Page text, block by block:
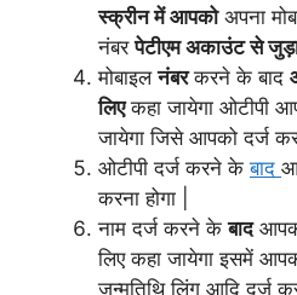
स्क्रीन में आपकोअपना
नंबरपेटीएम अकाउंट से
मोबाइलनंबरकरने के बाद
लिएकहा जायेगा ओटीपी
जायेगा जिसे आपको दर्ज
ओटीपी दर्ज करने केबाद
करना होगा |
नाम दर्ज करने केबाद
लिए कहा जायेगा इसमें
जन्मतिथि लिंग आदि दर्ज